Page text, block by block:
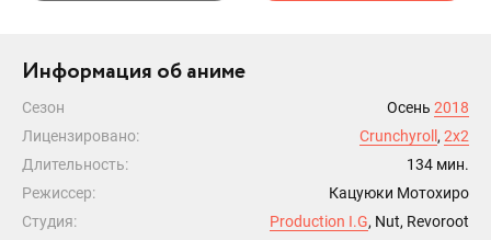
Информация об аниме
Сезон Осень 2018
Лицензировано:
Crunchyroll , 2x2
Длительность:
134 мин.
Режиссер:
Кацуюки Мотохиро
Студия:
Production I.G, Nut, Revoroot